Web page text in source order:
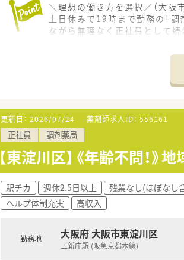
＼理想の働き方を選択／（大阪
土日休みで19時まで勤務の「
ながら無理なく正社員として続
■大阪メトロ今里筋線のだい
■近隣の藤本クリニックより
■外来調剤に留まらず居宅の在
【想定される業務内容】
■処方箋に基づく正確な調剤業
■外来の調剤業務だけでなく、
■薬剤師一人あたりの処方箋枚
【職場環境と雰囲気】
■店舗には正社員薬剤師3名が
■正社員の医療事務スタッフが
■調剤ミス防止システムや優
更新日： 2026/07/24 薬剤師求人ID： 556161
正社員 調剤薬局
【東淀川区】《年齢不問！
駅チカ 週休2.5日以上 残業なし(ほぼなし
ヘルプ体制充実
高収入
勤務地 大阪府 大阪市東淀川区
上新庄駅 (阪急京都本線)